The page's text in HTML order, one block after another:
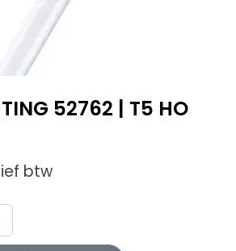
52762 | T5 HO
btw